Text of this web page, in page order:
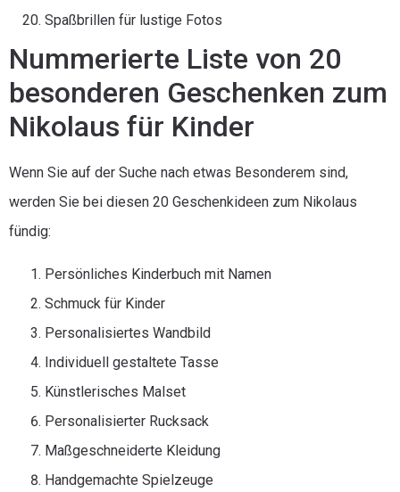
Spaßbrillen für lustige Fotos
Nummerierte Liste von 20
besonderen Geschenken zum
Nikolaus für Kinder
Wenn Sie auf der Suche nach etwas Besonderem sind,
werden Sie bei diesen 20 Geschenkideen zum Nikolaus
fündig:
Persönliches Kinderbuch mit Namen
Schmuck für Kinder
Personalisiertes Wandbild
Individuell gestaltete Tasse
Künstlerisches Malset
Personalisierter Rucksack
Maßgeschneiderte Kleidung
Handgemachte Spielzeuge